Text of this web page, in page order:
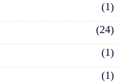
(1)
(24)
(1)
(1)